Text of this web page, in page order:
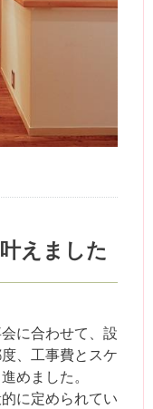
えました
に合わせて、設
、工事費とスケ
めました。
に定められてい